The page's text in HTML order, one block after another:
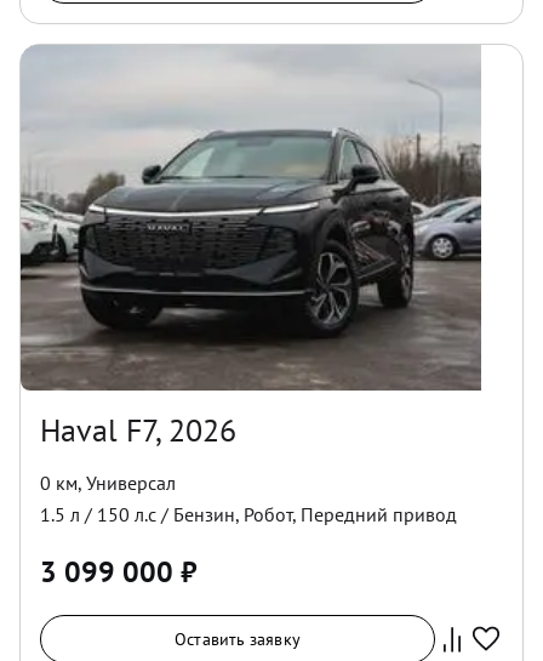
Haval F7, 2026
0 км, Универсал
1.5 л / 150 л.с / Бензин, Робот, Передний привод
3 099 000 ₽
Оставить заявку